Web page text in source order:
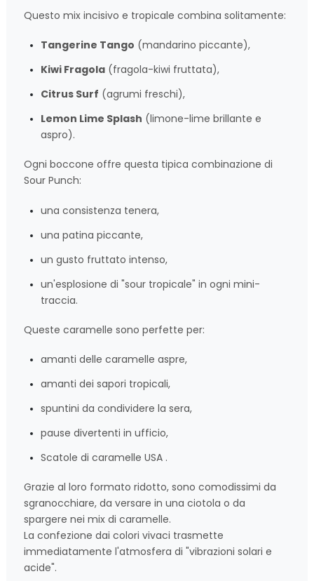
Questo mix incisivo e tropicale combina solitamente:
Tangerine Tango (mandarino piccante),
Kiwi Fragola (fragola-kiwi fruttata),
Citrus Surf (agrumi freschi),
Lemon Lime Splash (limone-lime brillante e
aspro).
Ogni boccone offre questa tipica combinazione di
Sour Punch:
una consistenza tenera,
una patina piccante,
un gusto fruttato intenso,
un'esplosione di "sour tropicale" in ogni mini-
traccia.
Queste caramelle sono perfette per:
amanti delle caramelle aspre,
amanti dei sapori tropicali,
spuntini da condividere la sera,
pause divertenti in ufficio,
Scatole di caramelle USA .
Grazie al loro formato ridotto, sono comodissimi da
sgranocchiare, da versare in una ciotola o da
spargere nei mix di caramelle.
La confezione dai colori vivaci trasmette
immediatamente l'atmosfera di "vibrazioni solari e
acide".